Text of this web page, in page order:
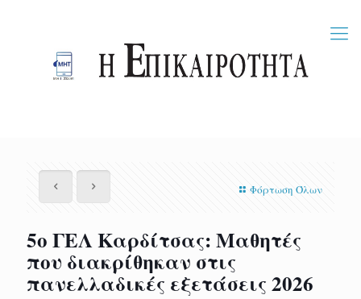
Φόρτωση Όλων
5ο ΓΕΛ Καρδίτσας: Μαθητές
που διακρίθηκαν στις
πανελλαδικές εξετάσεις 2026